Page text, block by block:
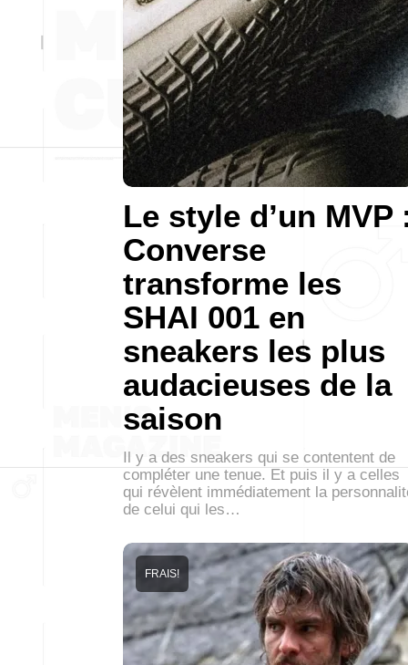
Le style d’un MVP
Converse
transforme les
SHAI 001 en
sneakers les plus
audacieuses de la
saison
Il y a des sneakers qui se contentent de
compléter une tenue. Et puis il y a celles
qui révèlent immédiatement la
de celui qui les…
FRAIS!